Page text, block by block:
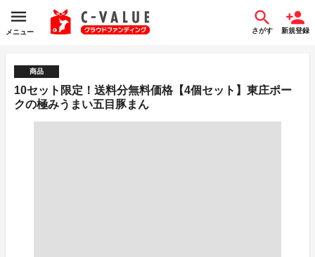
メニュー さがす 新規登録
商品
10セット限定！送料分無料価格【4個セット】東庄ポー
クの極みうまい五目豚まん